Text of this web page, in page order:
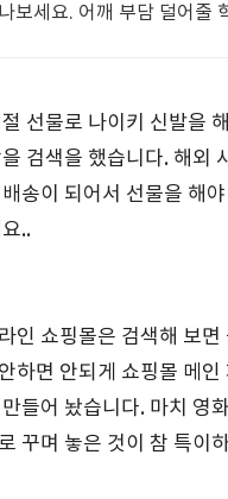
보세요. 어깨 부담 덜어줄
선물로 나이키 신발을
검색을 했습니다. 해외
송이 되어서 선물을 해
..
인 쇼핑몰은 검색해 보면
하면 안되게 쇼핑몰 메인
들어 놨습니다. 마치 영
꾸며 놓은 것이 참 특이